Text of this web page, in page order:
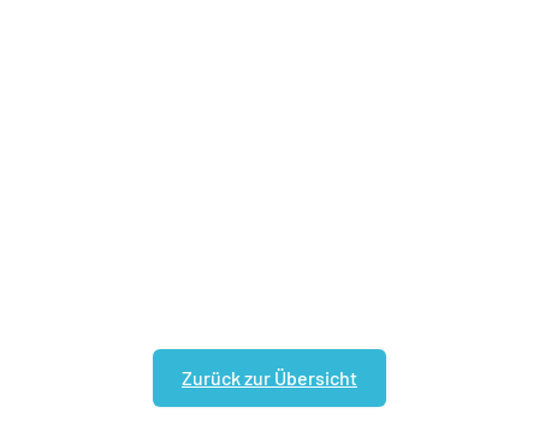
Zurück zur Übersicht